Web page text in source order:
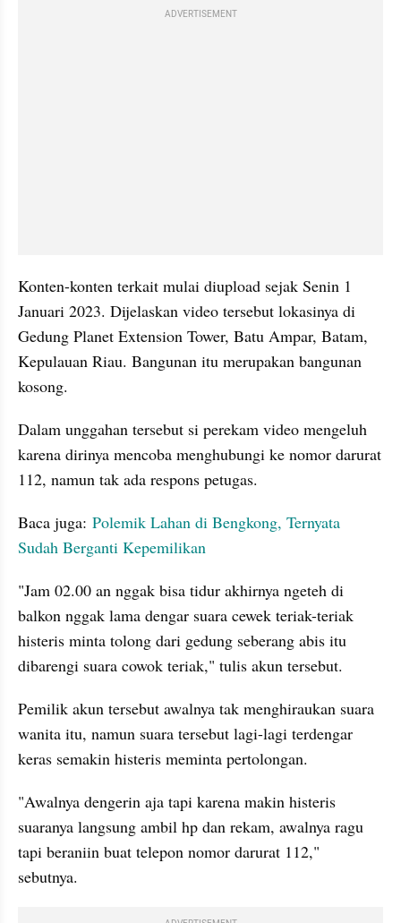
ADVERTISEMENT
Konten-konten terkait mulai diupload sejak Senin 1
Januari 2023. Dijelaskan video tersebut lokasinya di
Gedung Planet Extension Tower, Batu Ampar, Batam,
Kepulauan Riau. Bangunan itu merupakan bangunan
kosong.
Dalam unggahan tersebut si perekam video mengeluh
karena dirinya mencoba menghubungi ke nomor darurat
112, namun tak ada respons petugas.
Baca juga: Polemik Lahan di Bengkong, Ternyata
Sudah Berganti Kepemilikan
"Jam 02.00 an nggak bisa tidur akhirnya ngeteh di
balkon nggak lama dengar suara cewek teriak-teriak
histeris minta tolong dari gedung seberang abis itu
dibarengi suara cowok teriak," tulis akun tersebut.
Pemilik akun tersebut awalnya tak menghiraukan suara
wanita itu, namun suara tersebut lagi-lagi terdengar
keras semakin histeris meminta pertolongan.
"Awalnya dengerin aja tapi karena makin histeris
suaranya langsung ambil hp dan rekam, awalnya ragu
tapi beraniin buat telepon nomor darurat 112,"
sebutnya.